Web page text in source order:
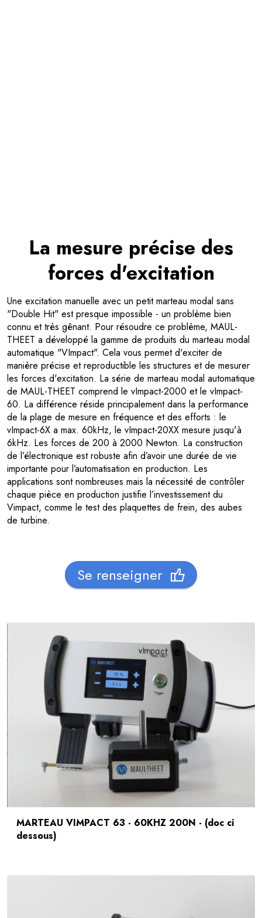
La mesure précise des
forces d'excitation
Une excitation manuelle avec un petit marteau modal sans
"Double Hit" est presque impossible - un problème bien
connu et très gênant. Pour résoudre ce problème, MAUL-
THEET a développé la gamme de produits du marteau modal
automatique "VImpact". Cela vous permet d'exciter de
manière précise et reproductible les structures et de mesurer
les forces d'excitation. La série de marteau modal automatique
de MAUL-THEET comprend le vImpact-2000 et le vImpact-
60. La différence réside principalement dans la performance
de la plage de mesure en fréquence et des efforts : le
vImpact-6X a max. 60kHz, le vImpact-20XX mesure jusqu'à
6kHz. Les forces de 200 à 2000 Newton. La construction
de l’électronique est robuste afin d’avoir une durée de vie
importante pour l’automatisation en production. Les
applications sont nombreuses mais la nécessité de contrôler
chaque pièce en production justifie l’investissement du
Vimpact, comme le test des plaquettes de frein, des aubes
de turbine.
Se renseigner
MARTEAU VIMPACT 63 - 60KHZ 200N - (doc ci
dessous)